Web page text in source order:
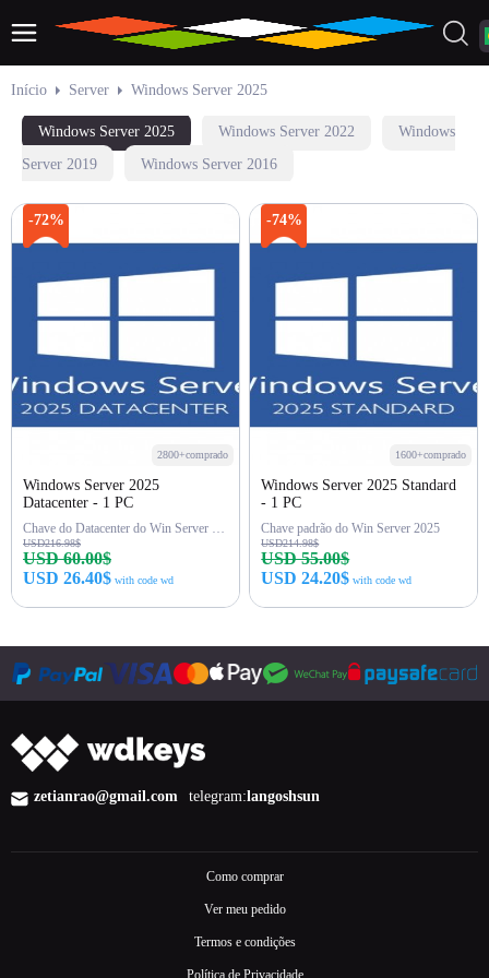
Início Server Windows Server 2025
Windows Server 2025 Windows Server 2022
Windows
Server 2019
Windows Server 2016
-72%
2800+comprado
Windows Server 2025
Datacenter - 1 PC
Chave do Datacenter do Win Server 2025
USD216.98$
USD 60.00$
USD 26.40$ with code wd
-74%
1600+comprado
Windows Server 2025 Standard
- 1 PC
Chave padrão do Win Server 2025
USD214.98$
USD 55.00$
USD 24.20$ with code wd
zetianrao@gmail.com telegram:langoshsun
Como comprar
Ver meu pedido
Termos e condições
Política de Privacidade